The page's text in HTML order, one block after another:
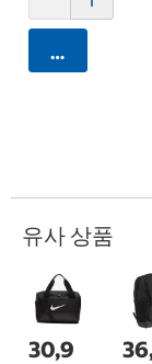
카트에 담기
유사 상품
30,9